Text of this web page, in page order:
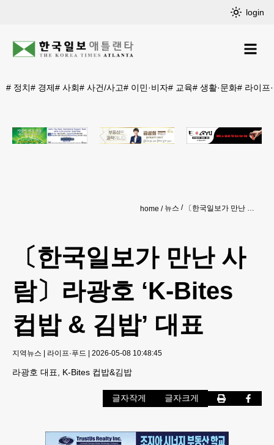
login
# 정치# 경제# 사회# 사건/사고# 이민·비자# 교육# 생활·문화# 라이프
home 뉴스 〔한국일보가 만난 사람〕라광호 ‘K-Bites 컵밥 & 김밥’ 대표
〔한국일보가 만난 사
람〕라광호 ‘K-Bites
컵밥 & 김밥’ 대표
지역뉴스 | 라이프·푸드 | 2026-05-08 10:48:45
라광호 대표, K-Bites 컵밥&김밥
글자작게 글자크게